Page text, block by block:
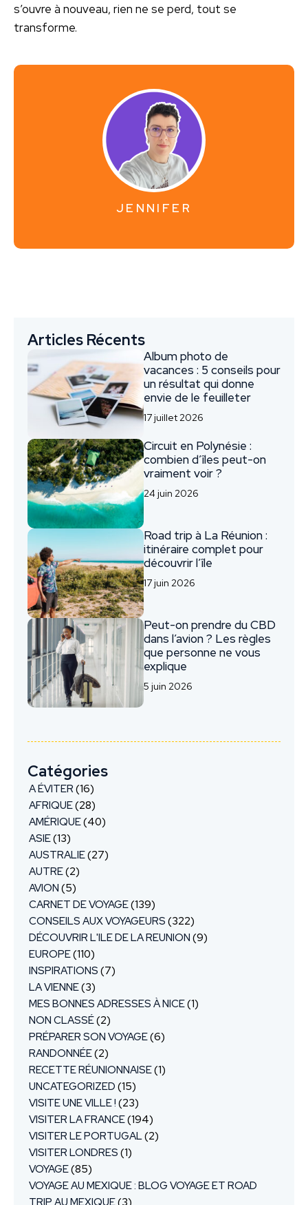
s’ouvre à nouveau, rien ne se perd, tout se
transforme.
JENNIFER
Articles Récents
Album photo de
vacances : 5 conseils pour
un résultat qui donne
envie de le feuilleter
17 juillet 2026
Circuit en Polynésie :
combien d’îles peut-on
vraiment voir ?
24 juin 2026
Road trip à La Réunion :
itinéraire complet pour
découvrir l’île
17 juin 2026
Peut-on prendre du CBD
dans l’avion ? Les règles
que personne ne vous
explique
5 juin 2026
Catégories
A ÉVITER (16)
AFRIQUE(28)
AMÉRIQUE(40)
ASIE(13)
AUSTRALIE(27)
AUTRE(2)
AVION (5)
CARNET DE VOYAGE(139)
CONSEILS AUX VOYAGEURS (322)
DÉCOUVRIR L'ILE DE LA REUNION (9)
EUROPE(110)
INSPIRATIONS (7)
LA VIENNE(3)
MES BONNES ADRESSES À NICE(1)
NON CLASSÉ(2)
PRÉPARER SON VOYAGE(6)
RANDONNÉE(2)
RECETTE RÉUNIONNAISE(1)
UNCATEGORIZED (15)
VISITE UNE VILLE ! (23)
VISITER LA FRANCE(194)
VISITER LE PORTUGAL(2)
VISITER LONDRES (1)
VOYAGE(85)
VOYAGE AU MEXIQUE : BLOG VOYAGE ET ROAD
TRIP AU MEXIQUE(3)